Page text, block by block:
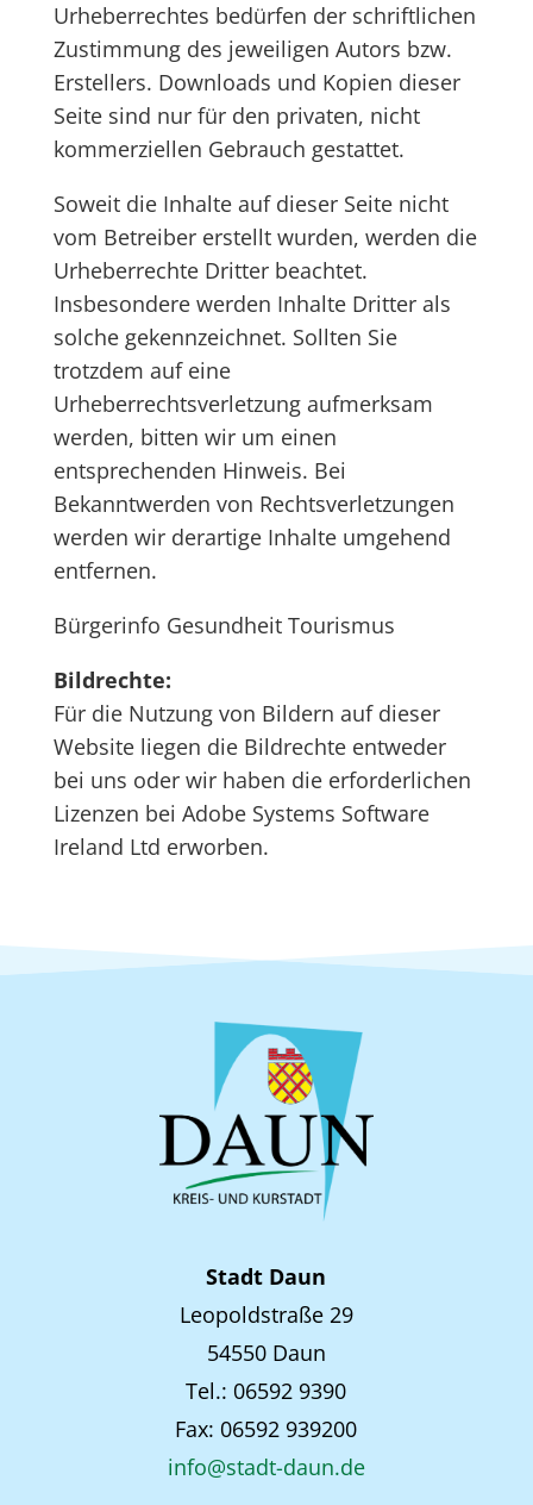
Urheberrechtes bedürfen der schriftlichen
Zustimmung des jeweiligen Autors bzw.
Erstellers. Downloads und Kopien dieser
Seite sind nur für den privaten, nicht
kommerziellen Gebrauch gestattet.
Soweit die Inhalte auf dieser Seite nicht
vom Betreiber erstellt wurden, werden die
Urheberrechte Dritter beachtet.
Insbesondere werden Inhalte Dritter als
solche gekennzeichnet. Sollten Sie
trotzdem auf eine
Urheberrechtsverletzung aufmerksam
werden, bitten wir um einen
entsprechenden Hinweis. Bei
Bekanntwerden von Rechtsverletzungen
werden wir derartige Inhalte umgehend
entfernen.
Bürgerinfo Gesundheit Tourismus
Bildrechte:
Für die Nutzung von Bildern auf dieser
Website liegen die Bildrechte entweder
bei uns oder wir haben die erforderlichen
Lizenzen bei Adobe Systems Software
Ireland Ltd erworben.
Stadt Daun
Leopoldstraße 29
54550 Daun
Tel.: 06592 9390
Fax: 06592 939200
info@stadt-daun.de